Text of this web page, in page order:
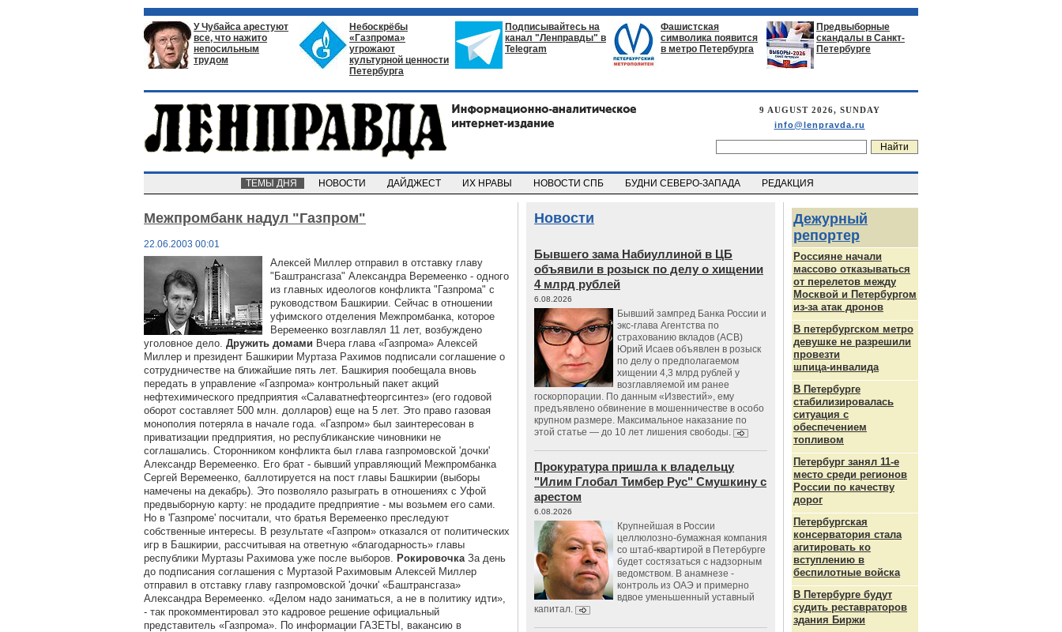
У Чубайса арестуют
все, что нажито
непосильным
трудом
Небоскрёбы
«Газпрома»
угрожают
культурной ценности
Петербурга
Подписывайтесь на
канал "Ленправды" в
Telegram
Фашистская
символика появится
в метро Петербурга
Предвыборные
скандалы в Санкт-
Петербурге
9 AUGUST 2026, SUNDAY
info@lenpravda.ru
ТЕМЫ ДНЯ НОВОСТИ ДАЙДЖЕСТ ИХ НРАВЫ НОВОСТИ СПБ БУДНИ СЕВЕРО-ЗАПАДА РЕДАКЦИЯ
Межпромбанк надул "Газпром"
22.06.2003 00:01
Алексей Миллер отправил в отставку главу
"Баштрансгаза" Александра Веремеенко - одного
из главных идеологов конфликта "Газпрома" с
руководством Башкирии. Сейчас в отношении
уфимского отделения Межпромбанка, которое
Веремеенко возглавлял 11 лет, возбуждено
уголовное дело. Дружить домами Вчера глава «Газпрома» Алексей
Миллер и президент Башкирии Муртаза Рахимов подписали соглашение о
сотрудничестве на ближайшие пять лет. Башкирия пообещала вновь
передать в управление «Газпрома» контрольный пакет акций
нефтехимического предприятия «Салаватнефтеоргсинтез» (его годовой
оборот составляет 500 млн. долларов) еще на 5 лет. Это право газовая
монополия потеряла в начале года. «Газпром» был заинтересован в
приватизации предприятия, но республиканские чиновники не
соглашались. Сторонником конфликта был глава газпромовской 'дочки'
Александр Веремеенко. Его брат - бывший управляющий Межпромбанка
Сергей Веремеенко, баллотируется на пост главы Башкирии (выборы
намечены на декабрь). Это позволяло разыграть в отношениях с Уфой
предвыборную карту: не продадите предприятие - мы возьмем его сами.
Но в 'Газпроме' посчитали, что братья Веремеенко преследуют
собственные интересы. В результате «Газпром» отказался от политических
игр в Башкирии, рассчитывая на ответную «благодарность» главы
республики Муртазы Рахимова уже после выборов. РокировочкаЗа день
до подписания соглашения с Муртазой Рахимовым Алексей Миллер
отправил в отставку главу газпромовской 'дочки' «Баштрансгаза»
Александра Веремеенко. «Делом надо заниматься, а не в политику идти»,
- так прокомментировал это кадровое решение официальный
представитель «Газпрома». По информации ГАЗЕТЫ, вакансию в
Новости
Бывшего зама Набиуллиной в ЦБ
объявили в розыск по делу о хищении
4 млрд рублей
6.08.2026
Бывший зампред Банка России и
экс-глава Агентства по
страхованию вкладов (АСВ)
Юрий Исаев объявлен в розыск
по делу о предполагаемом
хищении 4,3 млрд рублей у
возглавляемой им ранее
госкорпорации. По данным «Известий», ему
предъявлено обвинение в мошенничестве в особо
крупном размере. Максимальное наказание по
этой статье — до 10 лет лишения свободы.
Прокуратура пришла к владельцу
"Илим Глобал Тимбер Рус" Смушкину с
арестом
6.08.2026
Крупнейшая в России
целлюлозно-бумажная компания
со штаб-квартирой в Петербурге
будет состязаться с надзорным
ведомством. В анамнезе -
контроль из ОАЭ и примерно
вдвое уменьшенный уставный
капитал.
Дежурный
репортер
Россияне начали
массово отказываться
от перелетов между
Москвой и Петербургом
из-за атак дронов
В петербургском метро
девушке не разрешили
провезти
шпица‑инвалида
В Петербурге
стабилизировалась
ситуация с
обеспечением
топливом
Петербург занял 11-е
место среди регионов
России по качеству
дорог
Петербургская
консерватория стала
агитировать ко
вступлению в
беспилотные войска
В Петербурге будут
судить реставраторов
здания Биржи